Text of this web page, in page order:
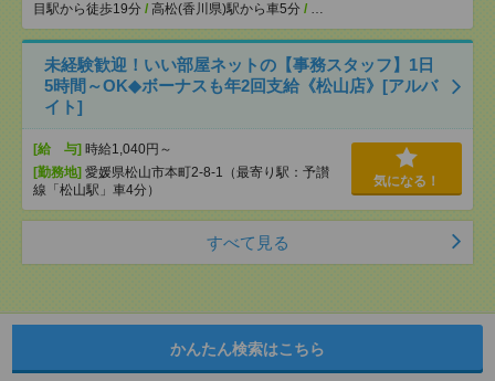
目駅から徒歩19分 / 高松(香川県)駅から車5分 / …
未経験歓迎！いい部屋ネットの【事務スタッフ】1日
5時間～OK◆ボーナスも年2回支給《松山店》[アルバ
イト]
[給 与] 時給1,040円～
[勤務地] 愛媛県松山市本町2-8-1（最寄り駅：予讃
線「松山駅」車4分）
気になる！
すべて見る
かんたん検索はこちら